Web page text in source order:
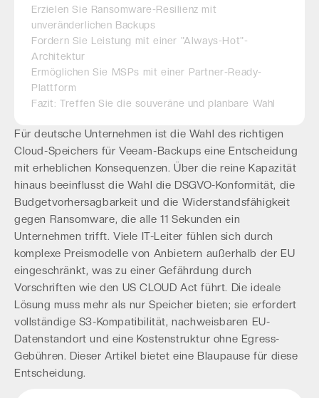
Erzielen Sie Ransomware-Resilienz mit
unveränderlichen Backups
Fordern Sie Leistung mit einer "Always-Hot"-
Architektur
Ermöglichen Sie MSPs mit einer Partner-Ready-
Plattform
Fazit: Treffen Sie die souveräne und planbare Wahl
Für deutsche Unternehmen ist die Wahl des richtigen
Cloud-Speichers für Veeam-Backups eine Entscheidung
mit erheblichen Konsequenzen. Über die reine Kapazität
hinaus beeinflusst die Wahl die DSGVO-Konformität, die
Budgetvorhersagbarkeit und die Widerstandsfähigkeit
gegen Ransomware, die alle 11 Sekunden ein
Unternehmen trifft. Viele IT-Leiter fühlen sich durch
komplexe Preismodelle von Anbietern außerhalb der EU
eingeschränkt, was zu einer Gefährdung durch
Vorschriften wie den US CLOUD Act führt. Die ideale
Lösung muss mehr als nur Speicher bieten; sie erfordert
vollständige S3-Kompatibilität, nachweisbaren EU-
Datenstandort und eine Kostenstruktur ohne Egress-
Gebühren. Dieser Artikel bietet eine Blaupause für diese
Entscheidung.